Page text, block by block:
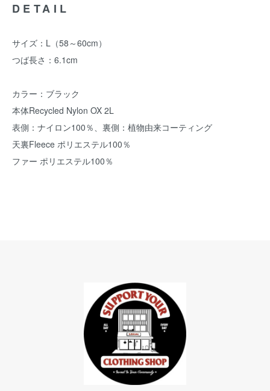
DETAIL
サイズ：L（58～60cm）
つば長さ：6.1cm
カラー：ブラック
本体Recycled Nylon OX 2L
表側：ナイロン100％、裏側：植物由来コーティング
天裏Fleece ポリエステル100％
ファー ポリエステル100％